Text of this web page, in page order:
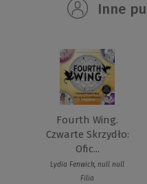
Inne
Fourth Wing.
Czwarte Skrzydło:
Ofic...
Lydia Fenwick, null null
Filia